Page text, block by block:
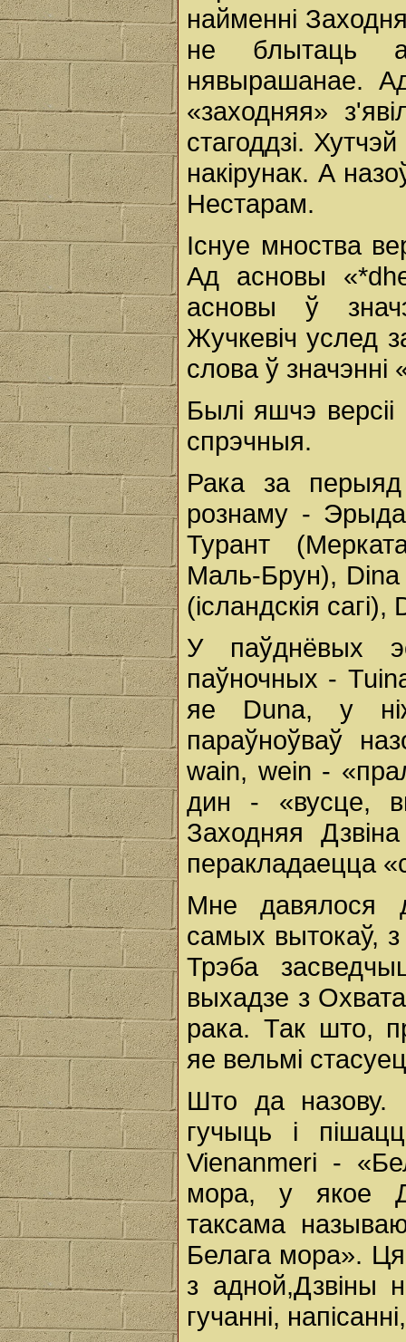
найменні
не блытаць
нявырашанае.
«заходняя»
стагоддзі.
накірунак. А
Нестарам.
Існуе мноства
Ад асновы
асновы ў
Жучкевіч услед
слова ў значэнні
Былі яшчэ
спрэчныя.
Рака за перыяд
рознаму -
Турант
Маль-Брун), Dina
(ісландскія
У паўднёвых
паўночных -
яе Duna, у
параўноўваў
wain, wein -
дин - «вусце,
Заходняя
перакладаецца
Мне давялося
самых вытокаў,
Трэба
выхадзе з
рака. Так што,
яе вельмі
Што да назову.
гучыць i
Vienanmeri -
мора, у якое
таксама
Белага мора».
з адной,Дзвіны
гучанні,